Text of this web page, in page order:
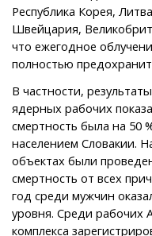
Республика Корея,
Швейцария,
что ежегодное
полностью
В частности,
ядерных рабочих
смертность была на 50
населением Словакии.
объектах были
смертность от всех
год среди мужчин
уровня. Среди рабочих
комплекса